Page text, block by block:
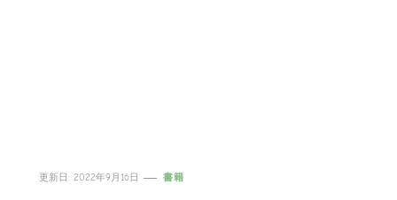
更新日: 2022年9月16日 書籍